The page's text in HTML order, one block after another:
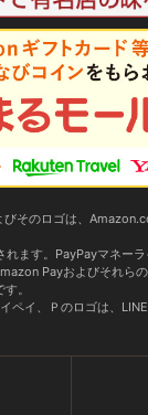
そのロゴは、
ます。PayPayマネーラ
Payおよびそれら
。
ペイ、Ｐのロゴは、